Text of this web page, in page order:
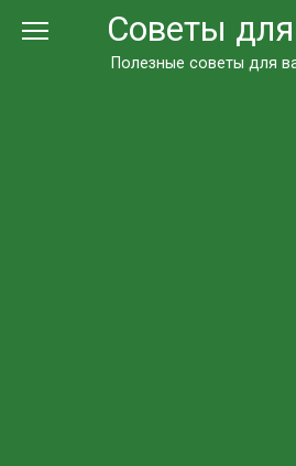
Советы
Полезные советы для